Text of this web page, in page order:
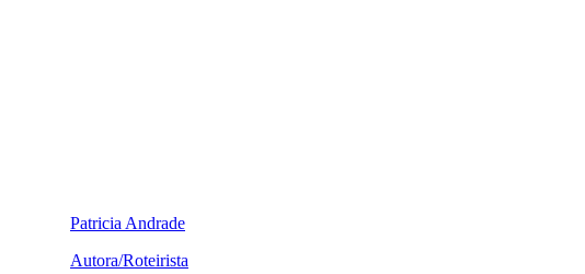
Patricia Andrade
Autora/Roteirista